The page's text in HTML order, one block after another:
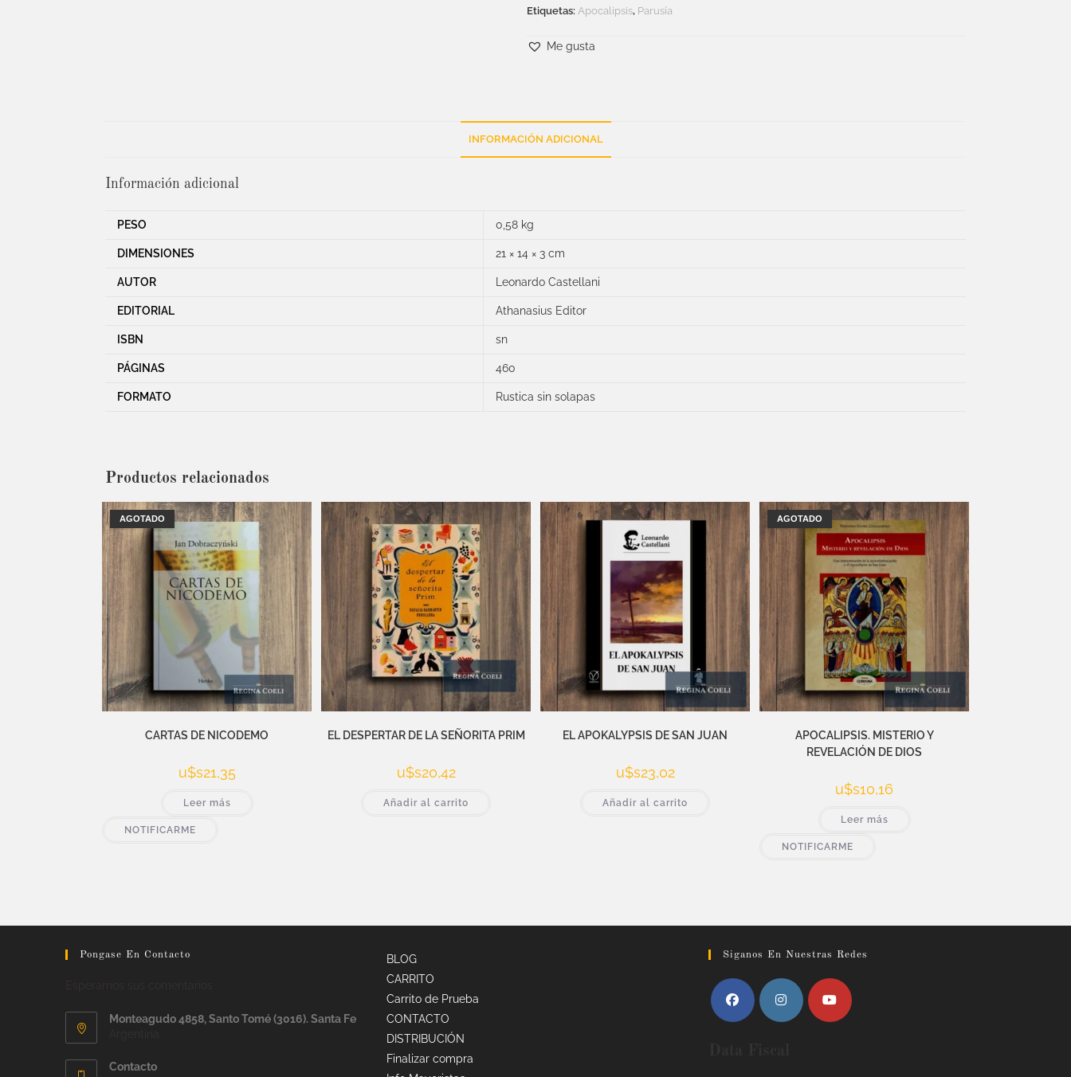
Etiquetas:Apocalipsis, Parusía
Me gusta
INFORMACIÓN ADICIONAL
Información adicional
PESO 0,58 kg
DIMENSIONES 21 × 14 × 3 cm
AUTOR Leonardo Castellani
EDITORIAL Athanasius Editor
ISBN sn
PÁGINAS 460
FORMATO Rustica sin solapas
Productos relacionados
AGOTADO
CARTAS DE NICODEMO
u$s21,35
Leer más
NOTIFICARME
EL DESPERTAR DE LA SEÑORITA PRIM
u$s20,42
Añadir al carrito
EL APOKALYPSIS DE SAN JUAN
u$s23,02
Añadir al carrito
AGOTADO
APOCALIPSIS. MISTERIO Y
REVELACIÓN DE DIOS
u$s10,16
Leer más
NOTIFICARME
Pongase En Contacto
Monteagudo 4858, Santo Tomé (3016). Santa Fe
Contacto
BLOG
CARRITO
Carrito de Prueba
CONTACTO
DISTRIBUCIÓN
Finalizar compra
Siganos En Nuestras Redes